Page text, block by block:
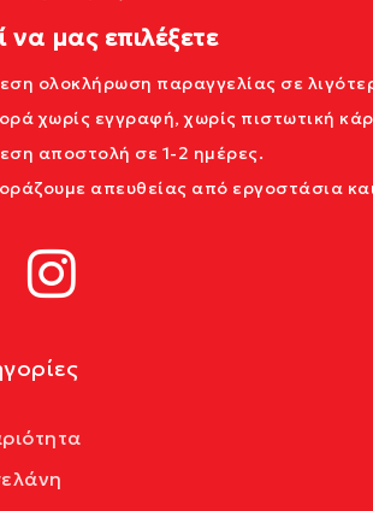
να μας επιλέξετε
ολοκλήρωση παραγγελίας σε
χωρίς εγγραφή, χωρίς πιστωτική
αποστολή σε 1-2 ημέρες.
απευθείας από εργοστάσια